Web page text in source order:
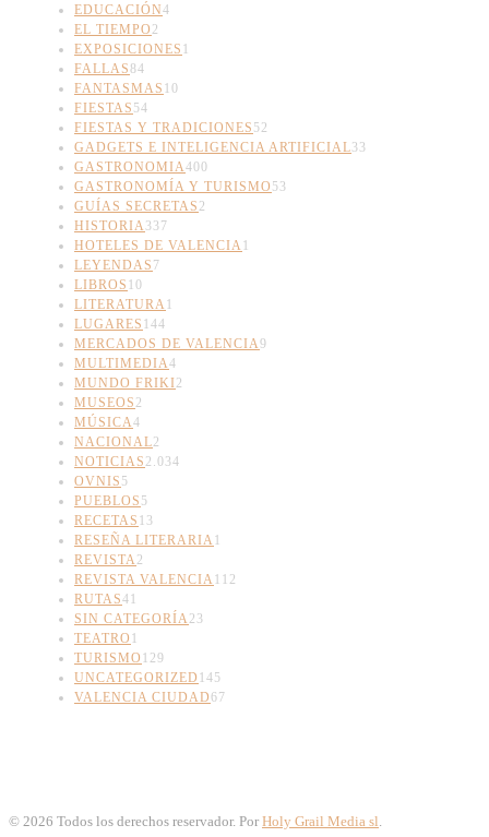
EDUCACIÓN4
EL TIEMPO 2
EXPOSICIONES 1
FALLAS84
FANTASMAS 10
FIESTAS 54
FIESTAS Y TRADICIONES 52
GADGETS E INTELIGENCIA ARTIFICIAL33
GASTRONOMIA400
GASTRONOMÍA Y TURISMO 53
GUÍAS SECRETAS 2
HISTORIA 337
HOTELES DE VALENCIA 1
LEYENDAS 7
LIBROS 10
LITERATURA 1
LUGARES 144
MERCADOS DE VALENCIA9
MULTIMEDIA4
MUNDO FRIKI2
MUSEOS 2
MÚSICA4
NACIONAL2
NOTICIAS 2.034
OVNIS 5
PUEBLOS 5
RECETAS 13
RESEÑA LITERARIA 1
REVISTA 2
REVISTA VALENCIA 112
RUTAS41
SIN CATEGORÍA 23
TEATRO 1
TURISMO 129
UNCATEGORIZED 145
VALENCIA CIUDAD67
© 2026 Todos los derechos reservador. Por Holy Grail Media sl